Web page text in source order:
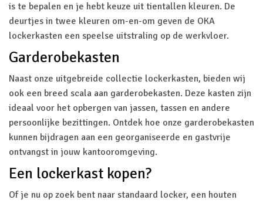
is te bepalen en je hebt keuze uit tientallen kleuren. De
deurtjes in twee kleuren om-en-om geven de OKA
lockerkasten een speelse uitstraling op de werkvloer.
Garderobekasten
Naast onze uitgebreide collectie lockerkasten, bieden wij
ook een breed scala aan garderobekasten. Deze kasten zijn
ideaal voor het opbergen van jassen, tassen en andere
persoonlijke bezittingen. Ontdek hoe onze garderobekasten
kunnen bijdragen aan een georganiseerde en gastvrije
ontvangst in jouw kantooromgeving.
Een lockerkast kopen?
Of je nu op zoek bent naar standaard locker, een houten